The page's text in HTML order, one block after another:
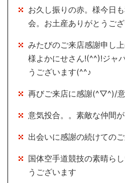
お久し振りの赤。様今日
会。お土産ありがとうご
みたびのご来店感謝申し
様よかにせさん!(^^)!ジャ
うございます(^^♪
再びご来店に感謝(^▽^)/
意気投合。。素敵な仲間
出会いに感謝の続けての
国体空手道競技の素晴ら
うございます